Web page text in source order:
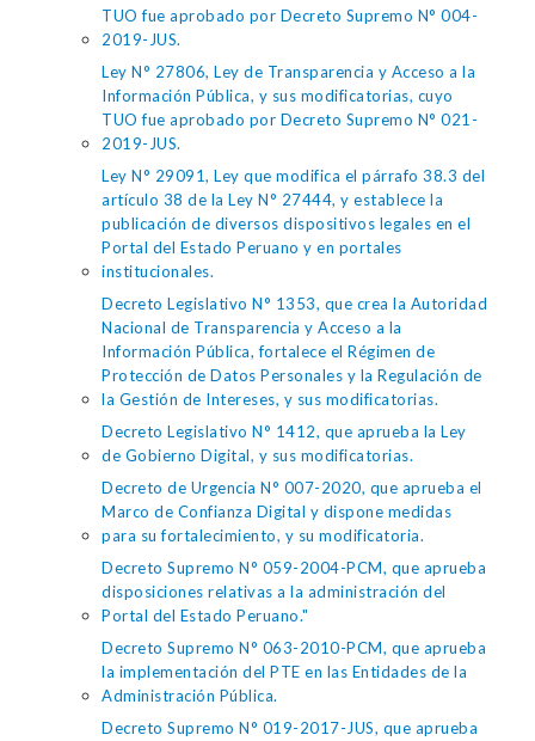
TUO fue aprobado por Decreto Supremo N° 004-
2019-JUS.
Ley N° 27806, Ley de Transparencia y Acceso a la
Información Pública, y sus modificatorias, cuyo
TUO fue aprobado por Decreto Supremo N° 021-
2019-JUS.
Ley N° 29091, Ley que modifica el párrafo 38.3 del
artículo 38 de la Ley N° 27444, y establece la
publicación de diversos dispositivos legales en el
Portal del Estado Peruano y en portales
institucionales.
Decreto Legislativo N° 1353, que crea la Autoridad
Nacional de Transparencia y Acceso a la
Información Pública, fortalece el Régimen de
Protección de Datos Personales y la Regulación de
la Gestión de Intereses, y sus modificatorias.
Decreto Legislativo N° 1412, que aprueba la Ley
de Gobierno Digital, y sus modificatorias.
Decreto de Urgencia N° 007-2020, que aprueba el
Marco de Confianza Digital y dispone medidas
para su fortalecimiento, y su modificatoria.
Decreto Supremo N° 059-2004-PCM, que aprueba
disposiciones relativas a la administración del
Portal del Estado Peruano."
Decreto Supremo N° 063-2010-PCM, que aprueba
la implementación del PTE en las Entidades de la
Administración Pública.
Decreto Supremo N° 019-2017-JUS, que aprueba